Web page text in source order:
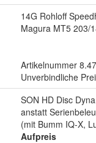
14G Rohloff
Magura MT5 203/
Artikelnummer
Unverbindliche
SON HD Disc
anstatt
(mit Bumm IQ-X,
Aufpreis